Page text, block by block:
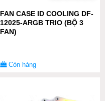
FAN CASE ID COOLING DF-
12025-ARGB TRIO (BỘ 3
FAN)
Còn hàng